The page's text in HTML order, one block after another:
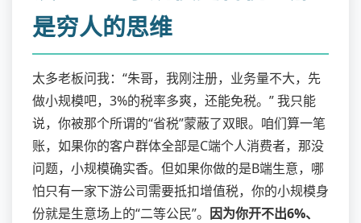
是穷人的思维
太多老板问我：“朱哥，我刚注册，业务量不大，先
做小规模吧，3%的税率多爽，还能免税。” 我只能
说，你被那个所谓的“省税”蒙蔽了双眼。咱们算一笔
账，如果你的客户群体全部是C端个人消费者，那没
问题，小规模确实香。但如果你做的是B端生意，哪
怕只有一家下游公司需要抵扣增值税，你的小规模身
份就是生意场上的“二等公民”。 因为你开不出6%、